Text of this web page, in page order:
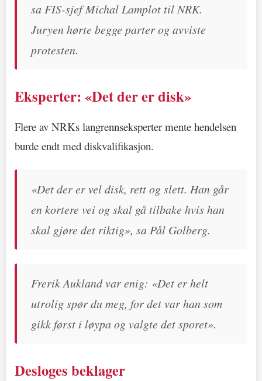
sa FIS-sjef Michal Lamplot til NRK.
Juryen hørte begge parter og avviste
protesten.
Eksperter: «Det der er disk»
Flere av NRKs langrennseksperter mente hendelsen
burde endt med diskvalifikasjon.
«Det der er vel disk, rett og slett. Han går
en kortere vei og skal gå tilbake hvis han
skal gjøre det riktig», sa Pål Golberg.
Frerik Aukland var enig: «Det er helt
utrolig spør du meg, for det var han som
gikk først i løypa og valgte det sporet».
Desloges beklager